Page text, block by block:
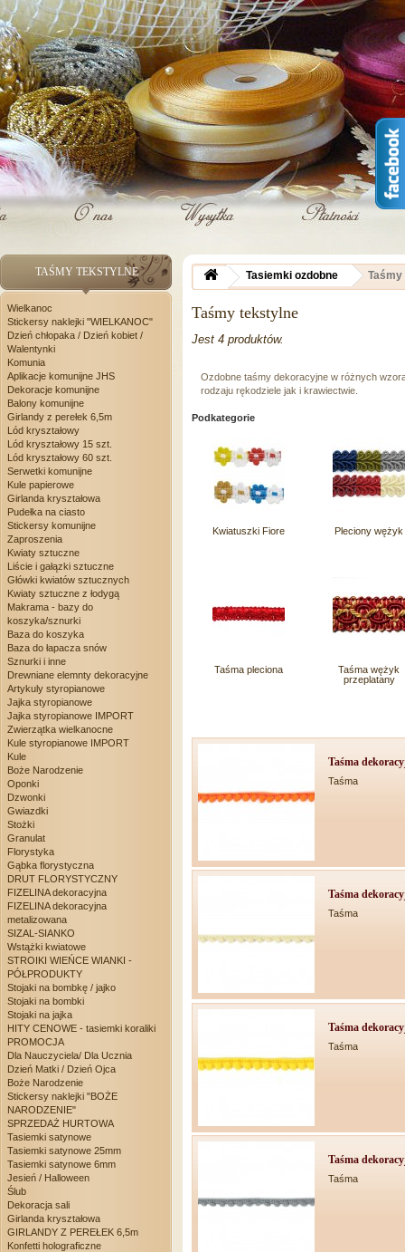
TAŚMY TEKSTYLNE
Wielkanoc
Stickersy naklejki "WIELKANOC"
Dzień chłopaka / Dzień kobiet /
Walentynki
Komunia
Aplikacje komunijne JHS
Dekoracje komunijne
Balony komunijne
Girlandy z perełek 6,5m
Lód kryształowy
Lód kryształowy 15 szt.
Lód kryształowy 60 szt.
Serwetki komunijne
Kule papierowe
Girlanda kryształowa
Pudełka na ciasto
Stickersy komunijne
Zaproszenia
Kwiaty sztuczne
Liście i gałązki sztuczne
Główki kwiatów sztucznych
Kwiaty sztuczne z łodygą
Makrama - bazy do
koszyka/sznurki
Baza do koszyka
Baza do łapacza snów
Sznurki i inne
Drewniane elemnty dekoracyjne
Artykuly styropianowe
Jajka styropianowe
Jajka styropianowe IMPORT
Zwierzątka wielkanocne
Kule styropianowe IMPORT
Kule
Boże Narodzenie
Oponki
Dzwonki
Gwiazdki
Stożki
Granulat
Florystyka
Gąbka florystyczna
DRUT FLORYSTYCZNY
FIZELINA dekoracyjna
FIZELINA dekoracyjna
metalizowana
SIZAL-SIANKO
Wstążki kwiatowe
STROIKI WIEŃCE WIANKI -
PÓŁPRODUKTY
Stojaki na bombkę / jajko
Stojaki na bombki
Stojaki na jajka
HITY CENOWE - tasiemki koraliki
PROMOCJA
Dla Nauczyciela/ Dla Ucznia
Dzień Matki / Dzień Ojca
Boże Narodzenie
Stickersy naklejki "BOŻE
NARODZENIE"
SPRZEDAŻ HURTOWA
Tasiemki satynowe
Tasiemki satynowe 25mm
Tasiemki satynowe 6mm
Jesień / Halloween
Ślub
Dekoracja sali
Girlanda kryształowa
GIRLANDY Z PEREŁEK 6,5m
Konfetti holograficzne
Tasiemki ozdobne
Taśmy tekstylne
Jest 4 produktów.
Ozdobne taśmy dekoracyjne w różnych
rodzaju rękodziele jak i krawiectwie.
Podkategorie
Kwiatuszki Fiore Pleciony wężyk
Taśma pleciona
Taśma wężyk
przeplatany
Taśma
Taśma
Taśma
Taśma
Taśma
Taśma
Taśma
Taśma